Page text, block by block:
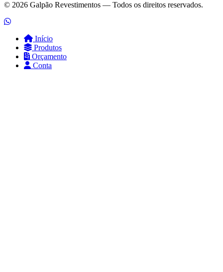
© 2026 Galpão Revestimentos — Todos os direitos reservados.
Início
Produtos
Orçamento
Conta